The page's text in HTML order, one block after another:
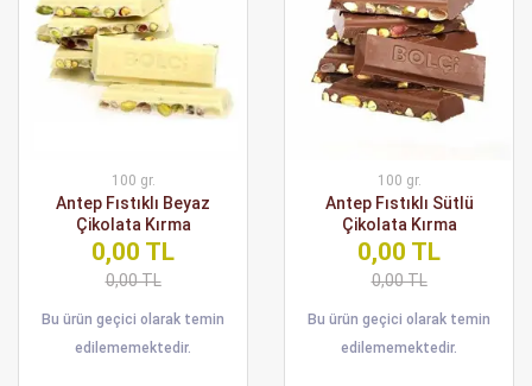
100 gr.
Antep Fıstıklı Beyaz
Çikolata Kırma
0,00 TL
0,00 TL
Bu ürün geçici olarak temin
edilememektedir.
100 gr.
Antep Fıstıklı Sütlü
Çikolata Kırma
0,00 TL
0,00 TL
Bu ürün geçici olarak temin
edilememektedir.